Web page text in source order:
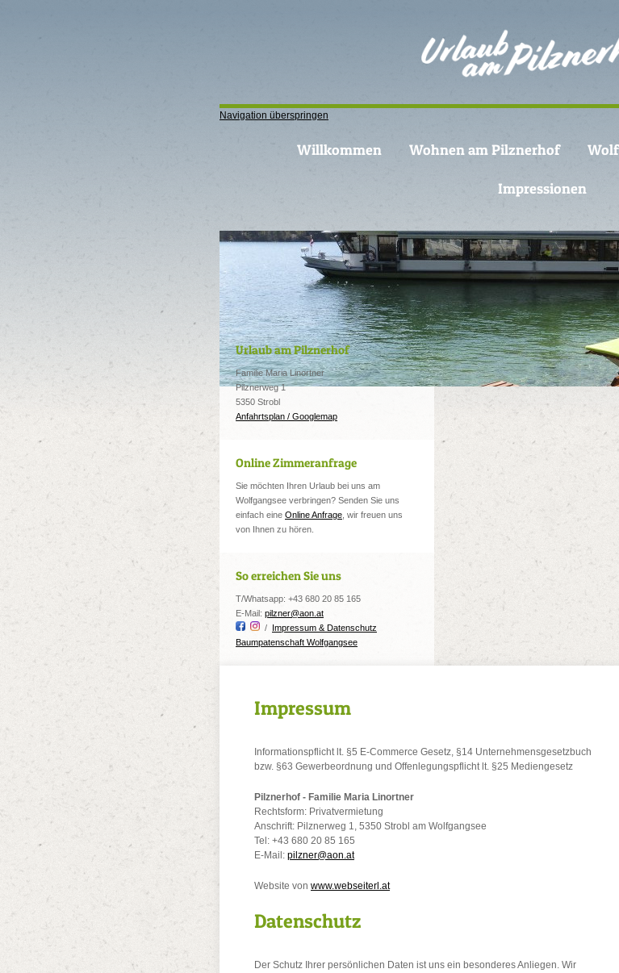
Navigation überspringen
Willkommen Wohnen am Pilznerhof
Impressionen
Urlaub am Pilznerhof
Familie Maria Linortner
Pilznerweg 1
5350 Strobl
Anfahrtsplan / Googlemap
Online Zimmeranfrage
Sie möchten Ihren Urlaub bei uns am
Wolfgangsee verbringen? Senden Sie uns
einfach eine Online Anfrage , wir freuen uns
von Ihnen zu hören.
So erreichen Sie uns
T/Whatsapp: +43 680 20 85 165
E-Mail: pilzner@aon.at
/ Impressum & Datenschutz
Baumpatenschaft Wolfgangsee
Impressum
Informationspflicht lt. §5 E-Commerce Gesetz, §14 Unternehmensgesetzbuch
bzw. §63 Gewerbeordnung und Offenlegungspflicht lt. §25 Mediengesetz
Pilznerhof - Familie Maria Linortner
Rechtsform: Privatvermietung
Anschrift: Pilznerweg 1, 5350 Strobl am Wolfgangsee
Tel: +43 680 20 85 165
E-Mail: pilzner@aon.at
Website von www.webseiterl.at
Datenschutz
Der Schutz Ihrer persönlichen Daten ist uns ein besonderes Anliegen. Wir